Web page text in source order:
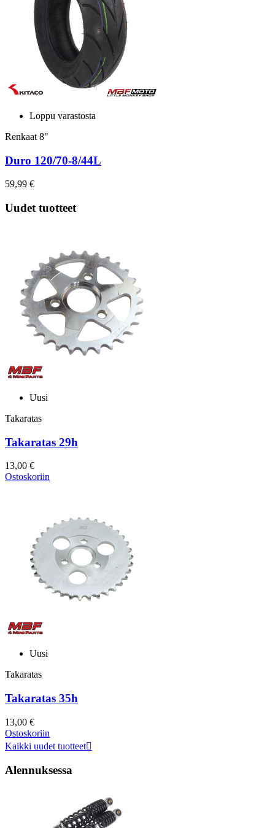
Loppu varastosta
Renkaat 8"
Duro 120/70-8/44L
59,99 €
Uudet tuotteet
Uusi
Takaratas
Takaratas 29h
13,00 €
Ostoskoriin
Uusi
Takaratas
Takaratas 35h
13,00 €
Ostoskoriin
Kaikki uudet tuotteet
Alennuksessa